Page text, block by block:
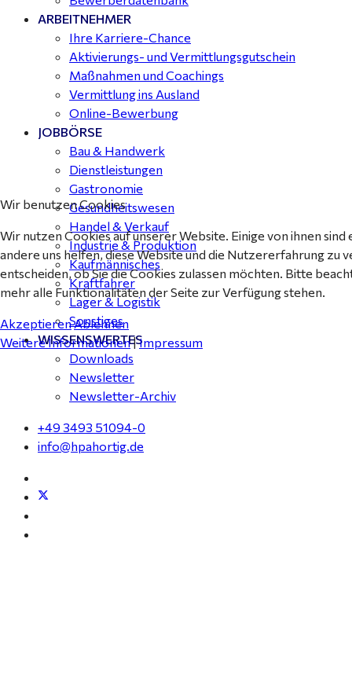
ARBEITNEHMER
Ihre Karriere-Chance
Aktivierungs- und Vermittlungsgutschein
Maßnahmen und Coachings
Vermittlung ins Ausland
Online-Bewerbung
JOBBÖRSE
Bau & Handwerk
Dienstleistungen
Gastronomie
Gesundheitswesen
Handel & Verkauf
Industrie & Produktion
Kaufmännisches
Kraftfahrer
Lager & Logistik
Sonstiges
WISSENSWERTES
Downloads
Newsletter
Newsletter-Archiv
+49 3493 51094-0
info@hpahortig.de
Wir benutzen Cookies
Wir nutzen Cookies auf unserer Website. Einige von ihnen
andere uns helfen, diese Website und die Nutzererfahrung zu
entscheiden, ob Sie die Cookies zulassen möchten. Bitte
mehr alle Funktionalitäten der Seite zur Verfügung stehen.
AkzeptierenAblehnen
Weitere Informationen|Impressum